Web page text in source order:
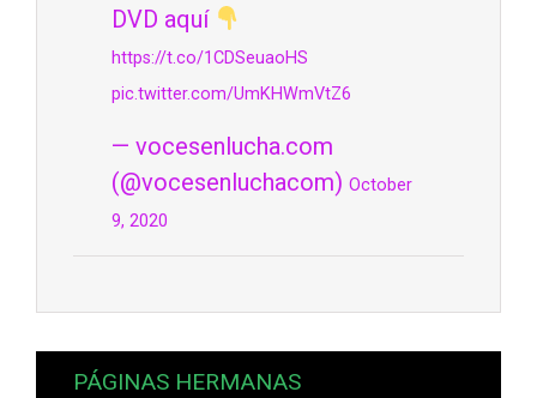
DVD aquí
https://t.co/1CDSeuaoHS
pic.twitter.com/UmKHWmVtZ6
— vocesenlucha.com
(@vocesenluchacom) October
9, 2020
PÁGINAS HERMANAS